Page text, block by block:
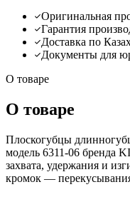
Оригинальная
Гарантия
Доставка по
Документы для
О товаре
О товаре
Плоскогубцы
модель 6311-06 бренда
захвата, удержания и
кромок —